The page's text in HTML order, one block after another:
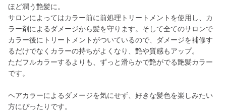
ほど潤う艶髪に。
サロンによってはカラー前に前処理トリートメントを使用し、カ
ラー剤によるダメージから髪を守ります。そして全てのサロンで
カラー後にトリートメントがついているので、ダメージを補修す
るだけでなくカラーの持ちがよくなり、艶や質感もアップ。
ただフルカラーするよりも、ずっと滑らかで艶がでる艶髪カラー
です。
ヘアカラーによるダメージを気にせず、好きな髪色を楽しみたい
方にぴったりです。